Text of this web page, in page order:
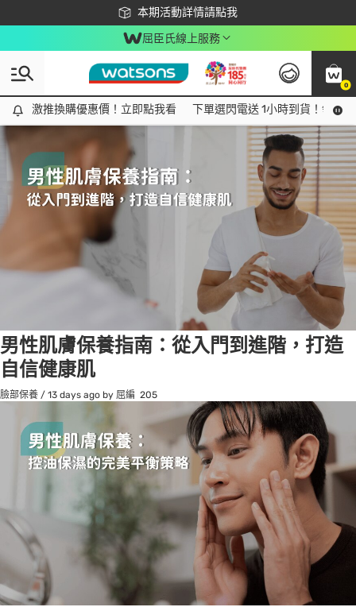
本期活動詳情請點我
下載app最高回饋$350
屈臣氏線上服務
0
激推換購優惠價！立即點我看
激推換購優惠價！立即點我看 下單選閃電送 1小時到貨！領神
Tag:保濕15 item(s) found
男性肌膚保養指南：從入門到進階，打造
自信健康肌
臉部保養 / 13 days ago by 屈編 205